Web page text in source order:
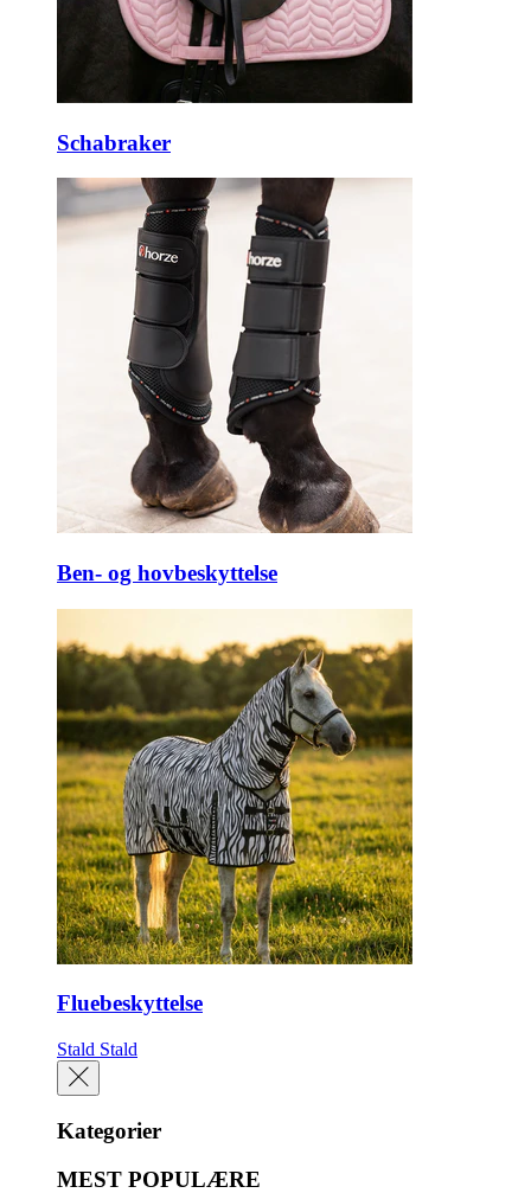
Schabraker
Ben- og hovbeskyttelse
Fluebeskyttelse
Stald Stald
Kategorier
MEST POPULÆRE